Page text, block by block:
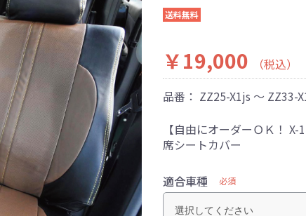
送料無料
￥19,000
（税込）
品番： ZZ25-X1js ～ ZZ33-
【自由にオーダーＯＫ！
席シートカバー
適合車種 必須